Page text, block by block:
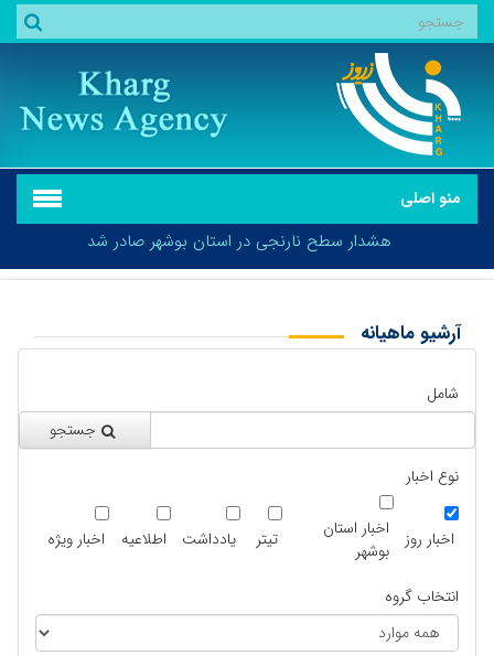
منو اصلی
هشدار سطح نارنجی در استان بوشهر صادر شد
آرشیو ماهیانه
شامل
جستجو
نوع اخبار
اخبار روز
اخبار استان
بوشهر
تیتر یادداشت اطلاعیه اخبار ویژه
انتخاب گروه